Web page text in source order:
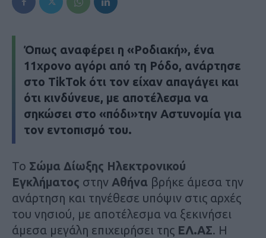
Όπως αναφέρει η «Ροδιακή», ένα
11χρονο αγόρι από τη Ρόδο, ανάρτησε
στο TikTok ότι τον είχαν απαγάγει και
ότι κινδύνευε, με αποτέλεσμα να
σηκώσει στο «πόδι»την Αστυνομία για
τον εντοπισμό του.
Το Σώμα Δίωξης Ηλεκτρονικού
Εγκλήματος στην Αθήνα βρήκε άμεσα την
ανάρτηση και τηνέθεσε υπόψιν στις αρχές
του νησιού, με αποτέλεσμα να ξεκινήσει
άμεσα μεγάλη επιχειρήσει της ΕΛ.ΑΣ. Η